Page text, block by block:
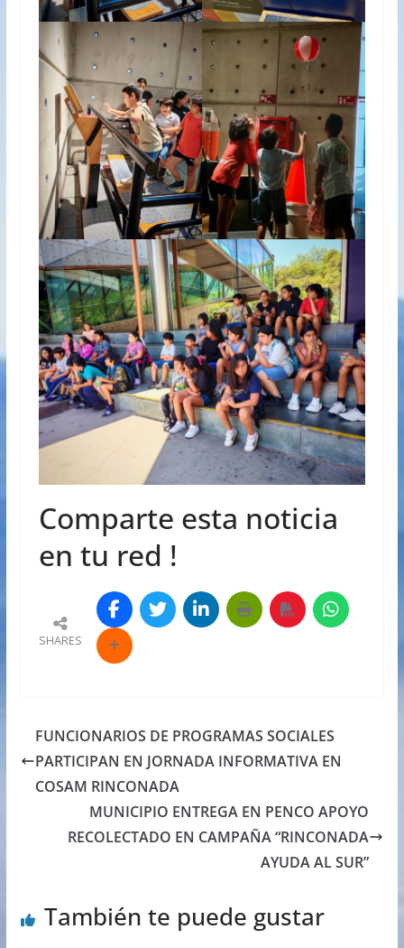
Comparte esta noticia
en tu red !
SHARES
FUNCIONARIOS DE PROGRAMAS SOCIALES
PARTICIPAN EN JORNADA INFORMATIVA EN
COSAM RINCONADA
MUNICIPIO ENTREGA EN PENCO APOYO
RECOLECTADO EN CAMPAÑA “RINCONADA
AYUDA AL SUR”
También te puede gustar